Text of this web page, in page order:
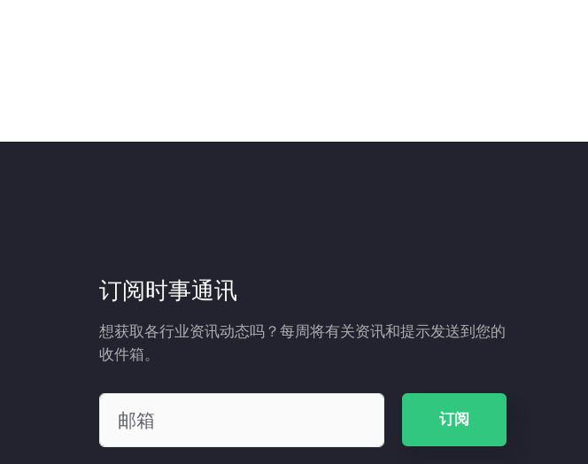
订阅时事通讯
想获取各行业资讯动态吗？每周将有关资讯和提示发送到您的
收件箱。
订阅